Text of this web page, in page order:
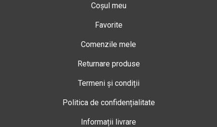
Coșul meu
Favorite
Comenzile mele
Returnare produse
Termeni și condiții
Politica de confidențialitate
Informații livrare